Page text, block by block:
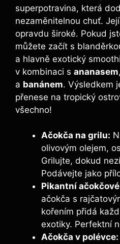
superpotravina, která
nezaměnitelnou chuť.
opravdu široké. Pokud
můžete začít s
a hlavně exotický
v kombinaci s ananasem,
a banánem. Výsledkem
přenese na tropický
všechno!
Ačokča na grilu:
olivovým olejem,
Grilujte, dokud
Podávejte jako
Pikantní
ačokča s
kořením přidá
exotiky. Perfektní
Ačokča v polévce: